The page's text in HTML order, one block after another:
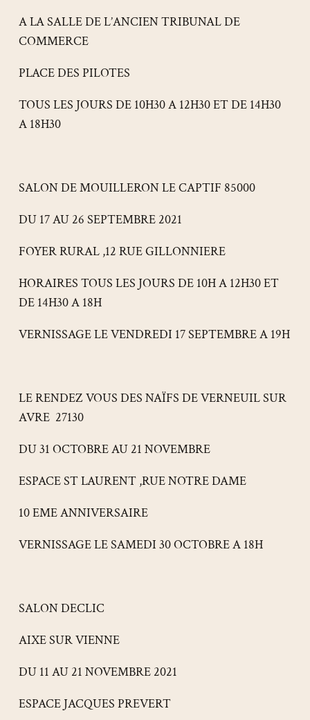
A LA SALLE DE L’ANCIEN TRIBUNAL DE
COMMERCE
PLACE DES PILOTES
TOUS LES JOURS DE 10H30 A 12H30 ET DE 14H30
A 18H30
SALON DE MOUILLERON LE CAPTIF 85000
DU 17 AU 26 SEPTEMBRE 2021
FOYER RURAL ,12 RUE GILLONNIERE
HORAIRES TOUS LES JOURS DE 10H A 12H30 ET
DE 14H30 A 18H
VERNISSAGE LE VENDREDI 17 SEPTEMBRE A 19H
LE RENDEZ VOUS DES NAÏFS DE VERNEUIL SUR
AVRE 27130
DU 31 OCTOBRE AU 21 NOVEMBRE
ESPACE ST LAURENT ,RUE NOTRE DAME
10 EME ANNIVERSAIRE
VERNISSAGE LE SAMEDI 30 OCTOBRE A 18H
SALON DECLIC
AIXE SUR VIENNE
DU 11 AU 21 NOVEMBRE 2021
ESPACE JACQUES PREVERT